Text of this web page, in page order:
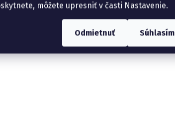
môžete upresniť v časti Nastavenie.
Odmietnuť Súhlasím